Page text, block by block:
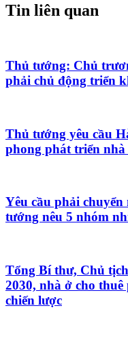
Tin liên quan
Thủ tướng: Chủ
phải chủ động triển
Thủ tướng yêu cầu
phong phát triển nhà
Yêu cầu phải
tướng nêu 5 nhóm
Tổng Bí thư, Chủ
2030, nhà ở cho
chiến lược